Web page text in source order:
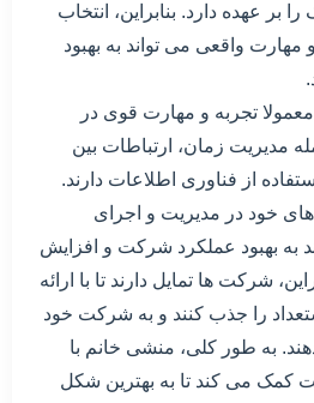
بر عهده دارد. بنابراین، انتخاب
واقعی می تواند به بهبود
تجربه و مهارت قوی در
مدیریت زمان، ارتباطات بین
از فناوری اطلاعات دارند.
های خود در مدیریت و اجرای
به بهبود عملکرد شرکت و افزایش
شرکت ها تمایل دارند تا با ارائه
را جذب کنند و به شرکت خود
به طور کلی، منشی خانم با
کمک می کند تا به بهترین شکل